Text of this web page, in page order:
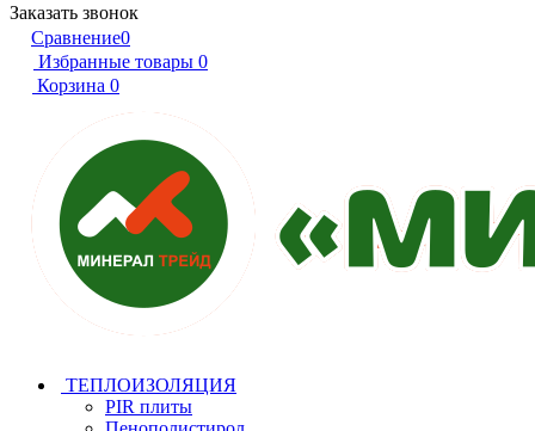
Заказать звонок
Сравнение0
Избранные товары 0
Корзина 0
ТЕПЛОИЗОЛЯЦИЯ
PIR плиты